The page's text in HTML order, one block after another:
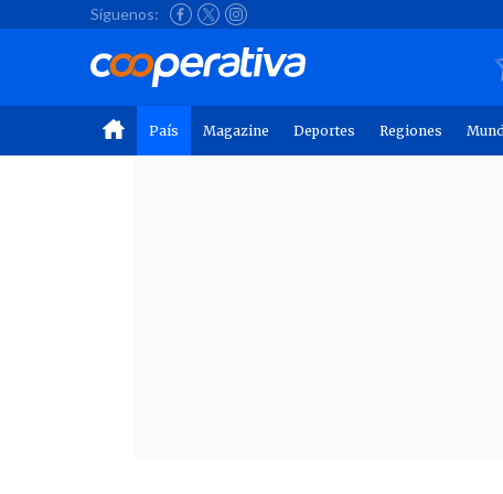
Síguenos:
País Magazine Deportes Regiones